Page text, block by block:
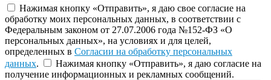
Нажимая кнопку «Отправить», я даю свое согласие на
обработку моих персональных данных, в соответствии с
Федеральным законом от 27.07.2006 года №152-ФЗ «О
персональных данных», на условиях и для целей,
определенных в Согласии на обработку персональных
данных.
Нажимая кнопку «Отправить», я даю согласие на
получение информационных и рекламных сообщений.